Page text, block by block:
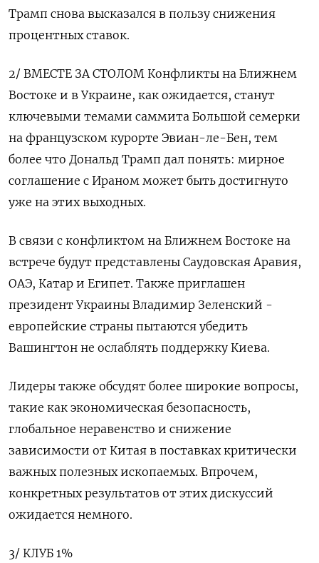
Трамп снова высказался в пользу снижения
процентных ставок.
2/ ВМЕСТЕ ЗА СТОЛОМ Конфликты на Ближнем
Востоке и в Украине, как ожидается, станут
ключевыми темами саммита Большой семерки
на французском курорте Эвиан-ле-Бен, тем
более ​что Дональд Трамп дал понять: мирное
соглашение с Ираном может быть достигнуто
уже на этих выходных.
В связи с конфликтом на Ближнем Востоке на
встрече будут представлены Саудовская Аравия,
ОАЭ, Катар ‌и Египет. Также приглашен
президент Украины Владимир Зеленский -
европейские страны пытаются убедить
Вашингтон не ослаблять поддержку Киева.
Лидеры также обсудят более широкие вопросы,
такие как экономическая безопасность,
глобальное неравенство и снижение
зависимости от Китая ​в поставках критически
важных полезных ископаемых. Впрочем,
конкретных результатов от этих дискуссий
ожидается немного.
3/ КЛУБ 1%